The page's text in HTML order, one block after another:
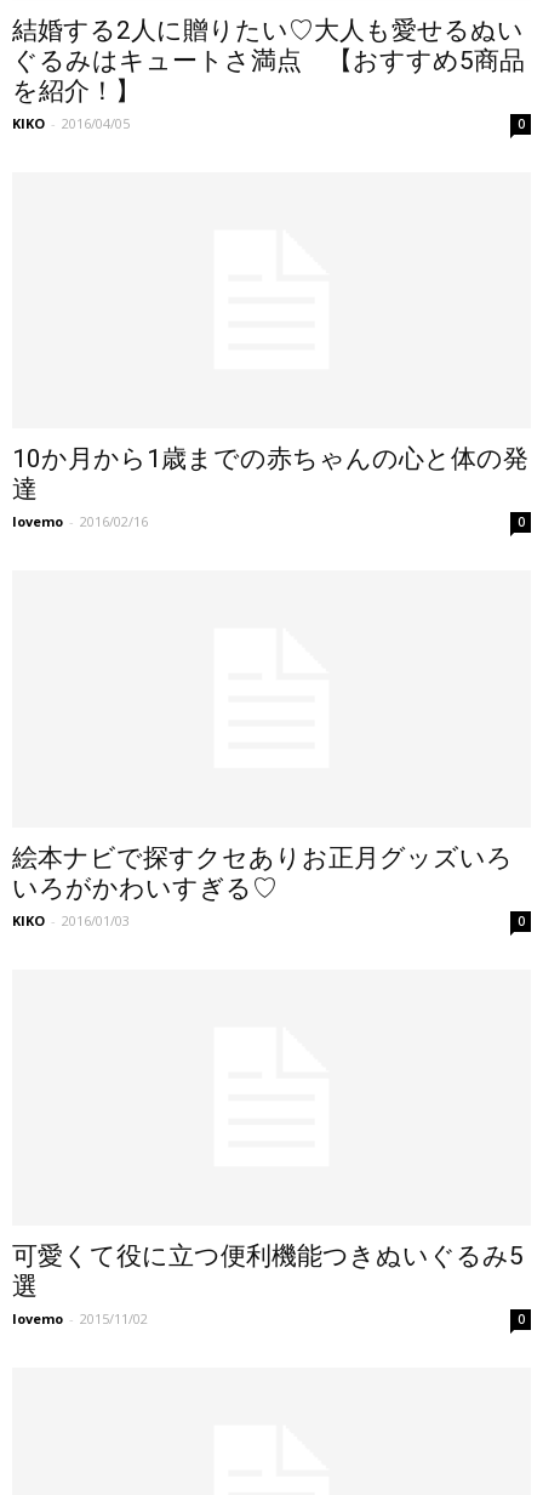
結婚する2人に贈りたい♡大人も愛せるぬい
ぐるみはキュートさ満点 【おすすめ5商品
を紹介！】
KIKO - 2016/04/05 0
10か月から1歳までの赤ちゃんの心と体の発
達
lovemo - 2016/02/16 0
絵本ナビで探すクセありお正月グッズいろ
いろがかわいすぎる♡
KIKO - 2016/01/03 0
可愛くて役に立つ便利機能つきぬいぐるみ5
選
lovemo - 2015/11/02 0